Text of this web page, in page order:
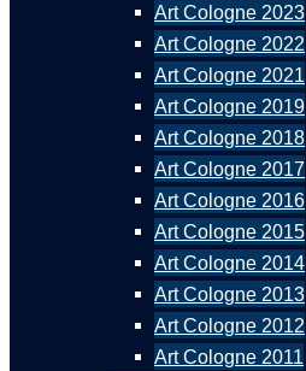
Art Cologne 2023
Art Cologne 2022
Art Cologne 2021
Art Cologne 2019
Art Cologne 2018
Art Cologne 2017
Art Cologne 2016
Art Cologne 2015
Art Cologne 2014
Art Cologne 2013
Art Cologne 2012
Art Cologne 2011